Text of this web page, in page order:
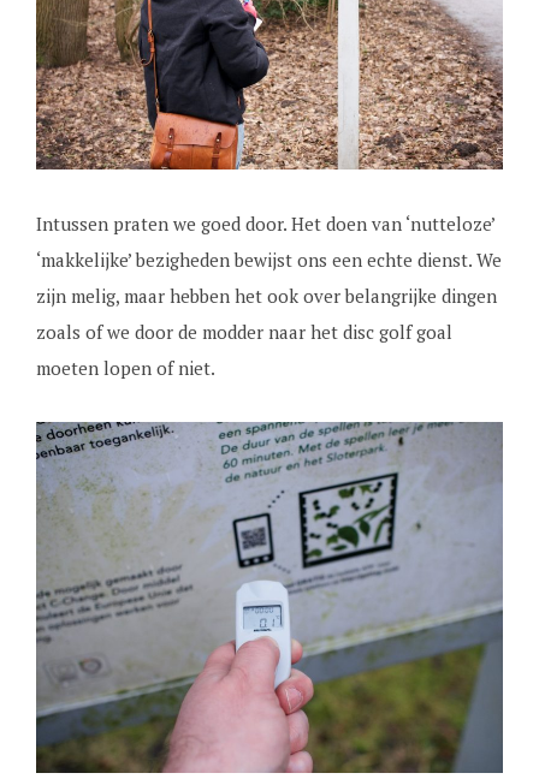
Intussen praten we goed door. Het doen van ‘nutteloze’
‘makkelijke’ bezigheden bewijst ons een echte dienst. We
zijn melig, maar hebben het ook over belangrijke dingen
zoals of we door de modder naar het disc golf goal
moeten lopen of niet.